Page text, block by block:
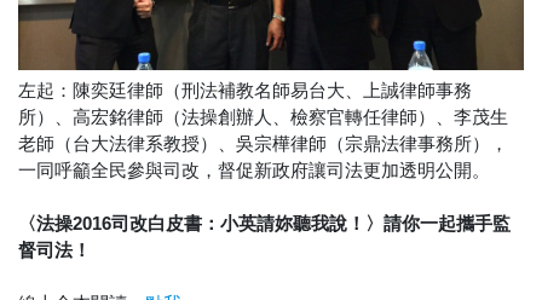
左起：陳奕廷律師（刑法補教名師易台大、上誠律師事務
所）、高宏銘律師（法操創辦人、檢察官轉任律師）、李茂生
老師（台大法律系教授）、吳宗樺律師（宗鼎法律事務所），
一同呼籲全民參與司改，督促新政府讓司法更加透明公開。
〈法操2016司改白皮書：小英請妳聽我說！〉請你一起攜手監
督司法！